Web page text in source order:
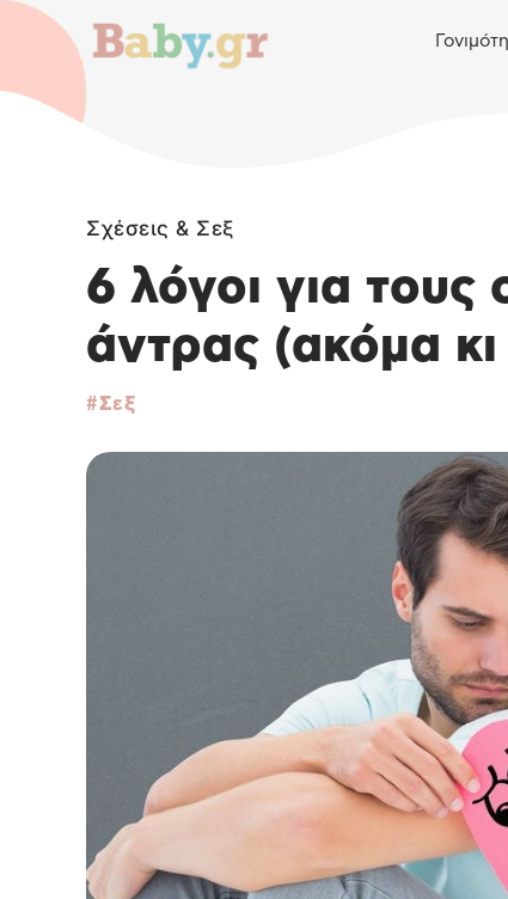
Σχέσεις & Σεξ
6 λόγοι για τους
άντρας (ακόμα
Σεξ